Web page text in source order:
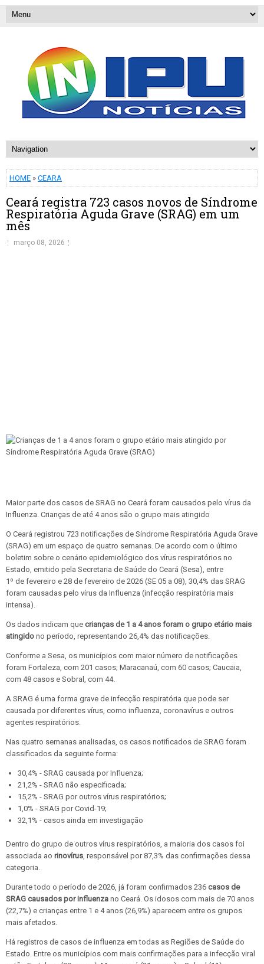
HOME » CEARA
Ceará registra 723 casos novos de Síndrome
Respiratória Aguda Grave (SRAG) em um
mês
março 08, 2026
Maior parte dos casos de SRAG no Ceará foram causados pelo vírus da
Influenza. Crianças de até 4 anos são o grupo mais atingido
O Ceará registrou 723 notificações de Síndrome Respiratória Aguda Grave
(SRAG) em um espaço de quatro semanas. De acordo com o último
boletim sobre o cenário epidemiológico dos vírus respiratórios no
Estado, emitido pela Secretaria de Saúde do Ceará (Sesa), entre
1º de fevereiro e 28 de fevereiro de 2026 (SE 05 a 08), 30,4% das SRAG
foram causadas pelo vírus da Influenza (infecção respiratória mais
intensa).
Os dados indicam que crianças de 1 a 4 anos foram o grupo etário mais
atingido no período, representando 26,4% das notificações.
Conforme a Sesa, os municípios com maior número de notificações
foram Fortaleza, com 201 casos; Maracanaú, com 60 casos; Caucaia,
com 48 casos e Sobral, com 44.
A SRAG é uma forma grave de infecção respiratória que pode ser
causada por diferentes vírus, como influenza, coronavírus e outros
agentes respiratórios.
Nas quatro semanas analisadas, os casos notificados de SRAG foram
classificados da seguinte forma:
30,4% - SRAG causada por Influenza;
21,2% - SRAG não especificada;
15,2% - SRAG por outros vírus respiratórios;
1,0% - SRAG por Covid-19;
32,1% - casos ainda em investigação
Dentro do grupo de outros vírus respiratórios, a maioria dos casos foi
associada ao rinovírus, responsável por 87,3% das confirmações dessa
categoria.
Durante todo o período de 2026, já foram confirmados 236 casos de
SRAG causados por influenza no Ceará. Os idosos com mais de 70 anos
(22,7%) e crianças entre 1 e 4 anos (26,9%) aparecem entre os grupos
mais afetados.
Há registros de casos de influenza em todas as Regiões de Saúde do
Estado. Entre os municípios com mais confirmações para a infecção viral